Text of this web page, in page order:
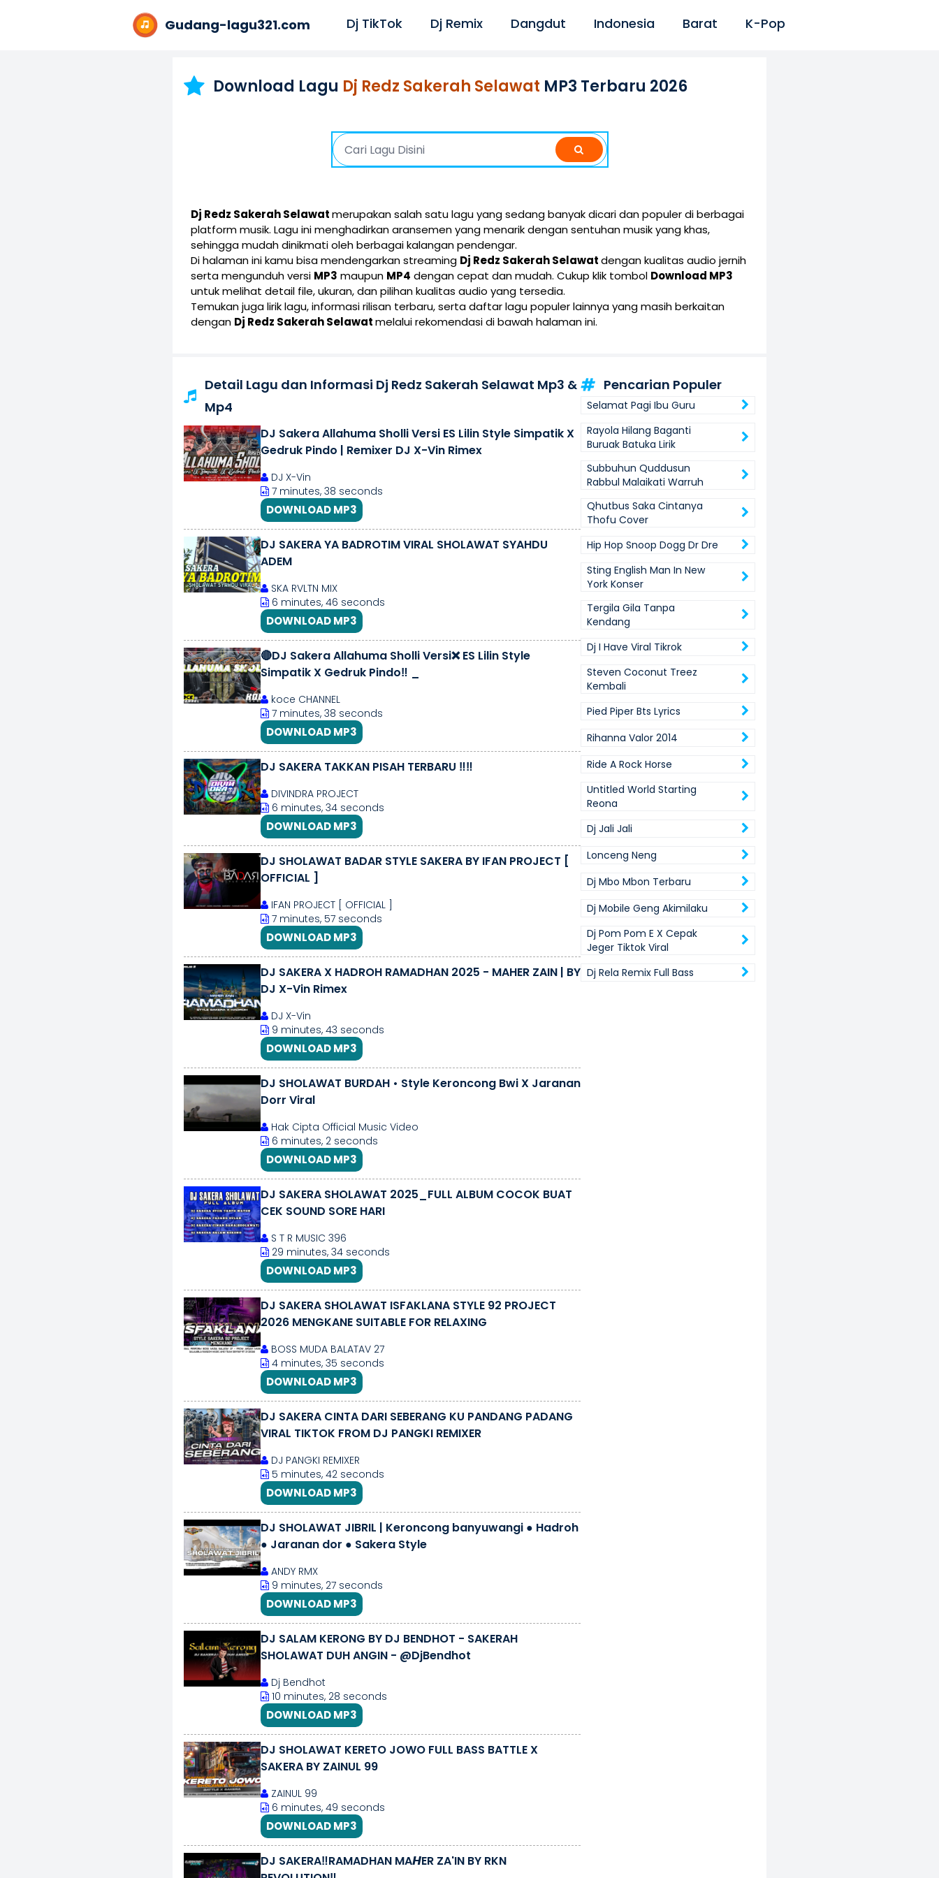
Gudang-lagu321.com Dj TikTok Dj Remix Dangdut Indonesia Barat K-Pop
Download Lagu Dj Redz Sakerah Selawat MP3 Terbaru 2026
Dj Redz Sakerah Selawatmerupakan salah satu lagu yang sedang banyak dicari dan populer di berbagai
platform musik. Lagu ini menghadirkan aransemen yang menarik dengan sentuhan musik yang khas,
sehingga mudah dinikmati oleh berbagai kalangan pendengar.
Di halaman ini kamu bisa mendengarkan streaming Dj Redz Sakerah Selawatdengan kualitas audio jernih
serta mengunduh versi MP3 maupun MP4 dengan cepat dan mudah. Cukup klik tombol Download MP3
untuk melihat detail file, ukuran, dan pilihan kualitas audio yang tersedia.
Temukan juga lirik lagu, informasi rilisan terbaru, serta daftar lagu populer lainnya yang masih berkaitan
dengan Dj Redz Sakerah Selawatmelalui rekomendasi di bawah halaman ini.
Detail Lagu dan Informasi Dj Redz Sakerah Selawat Mp3 &
Mp4
DJ Sakera Allahuma Sholli Versi ES Lilin Style Simpatik X
Gedruk Pindo | Remixer DJ X-Vin Rimex
DJ X-Vin
7 minutes, 38 seconds
DOWNLOAD MP3
DJ SAKERA YA BADROTIM VIRAL SHOLAWAT SYAHDU
ADEM
SKA RVLTN MIX
6 minutes, 46 seconds
DOWNLOAD MP3
🔴DJ Sakera Allahuma Sholli Versi❌ ES Lilin Style
Simpatik X Gedruk Pindo‼️ _
koce CHANNEL
7 minutes, 38 seconds
DOWNLOAD MP3
DJ SAKERA TAKKAN PISAH TERBARU ‼️‼️
DIVINDRA PROJECT
6 minutes, 34 seconds
DOWNLOAD MP3
DJ SHOLAWAT BADAR STYLE SAKERA BY IFAN PROJECT [
OFFICIAL ]
IFAN PROJECT [ OFFICIAL ]
7 minutes, 57 seconds
DOWNLOAD MP3
DJ SAKERA X HADROH RAMADHAN 2025 - MAHER ZAIN | BY
DJ X-Vin Rimex
DJ X-Vin
9 minutes, 43 seconds
DOWNLOAD MP3
DJ SHOLAWAT BURDAH • Style Keroncong Bwi X Jaranan
Dorr Viral
Hak Cipta Official Music Video
6 minutes, 2 seconds
DOWNLOAD MP3
DJ SAKERA SHOLAWAT 2025_FULL ALBUM COCOK BUAT
CEK SOUND SORE HARI
S T R MUSIC 396
29 minutes, 34 seconds
DOWNLOAD MP3
DJ SAKERA SHOLAWAT ISFAKLANA STYLE 92 PROJECT
2026 MENGKANE SUITABLE FOR RELAXING
BOSS MUDA BALATAV 27
4 minutes, 35 seconds
DOWNLOAD MP3
DJ SAKERA CINTA DARI SEBERANG KU PANDANG PADANG
VIRAL TIKTOK FROM DJ PANGKI REMIXER
DJ PANGKI REMIXER
5 minutes, 42 seconds
DOWNLOAD MP3
DJ SHOLAWAT JIBRIL | Keroncong banyuwangi ● Hadroh
● Jaranan dor ● Sakera Style
ANDY RMX
9 minutes, 27 seconds
DOWNLOAD MP3
DJ SALAM KERONG BY DJ BENDHOT - SAKERAH
SHOLAWAT DUH ANGIN - @DjBendhot
Dj Bendhot
10 minutes, 28 seconds
DOWNLOAD MP3
DJ SHOLAWAT KERETO JOWO FULL BASS BATTLE X
SAKERA BY ZAINUL 99
ZAINUL 99
6 minutes, 49 seconds
DOWNLOAD MP3
DJ SAKERA‼️RAMADHAN MA𝙃ER ZA'IN BY RKN
Pencarian Populer
Selamat Pagi Ibu Guru
Rayola Hilang Baganti
Buruak Batuka Lirik
Subbuhun Quddusun
Rabbul Malaikati Warruh
Qhutbus Saka Cintanya
Thofu Cover
Hip Hop Snoop Dogg Dr Dre
Sting English Man In New
York Konser
Tergila Gila Tanpa
Kendang
Dj I Have Viral Tikrok
Steven Coconut Treez
Kembali
Pied Piper Bts Lyrics
Rihanna Valor 2014
Ride A Rock Horse
Untitled World Starting
Reona
Dj Jali Jali
Lonceng Neng
Dj Mbo Mbon Terbaru
Dj Mobile Geng Akimilaku
Dj Pom Pom E X Cepak
Jeger Tiktok Viral
Dj Rela Remix Full Bass